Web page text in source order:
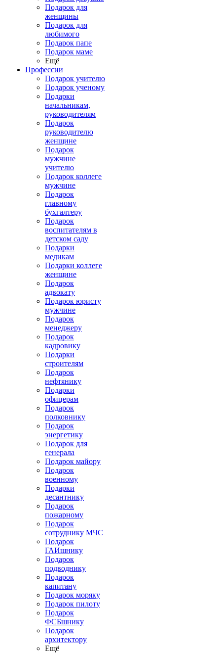
Подарок для
женщины
Подарок для
любимого
Подарок папе
Подарок маме
Ещё
Профессии
Подарок учителю
Подарок ученому
Подарки
начальникам,
руководителям
Подарок
руководителю
женщине
Подарок
мужчине
учителю
Подарок коллеге
мужчине
Подарок
главному
бухгалтеру
Подарок
воспитателям в
детском саду
Подарки
медикам
Подарки коллеге
женщине
Подарок
адвокату
Подарок юристу
мужчине
Подарок
менеджеру
Подарок
кадровику
Подарки
строителям
Подарок
нефтянику
Подарки
офицерам
Подарок
полковнику
Подарок
энергетику
Подарок для
генерала
Подарок майору
Подарок
военному
Подарки
десантнику
Подарок
пожарному
Подарок
сотруднику МЧС
Подарок
ГАИшнику
Подарок
подводнику
Подарок
капитану
Подарок моряку
Подарок пилоту
Подарок
ФСБшнику
Подарок
архитектору
Ещё